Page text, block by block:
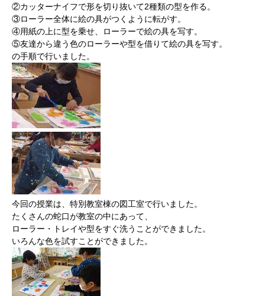
②カッターナイフで形を切り抜いて2種類の型を作る。
③ローラー全体に絵の具がつくように転がす。
④用紙の上に型を乗せ、ローラーで絵の具を写す。
⑤友達から違う色のローラーや型を借りて絵の具を写す。
の手順で行いました。
今回の授業は、特別教室棟の図工室で行いました。
たくさんの蛇口が教室の中にあって、
ローラー・トレイや型をすぐ洗うことができました。
いろんな色を試すことができました。